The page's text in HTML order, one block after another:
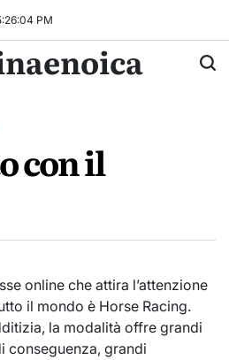
:26:05 PM
con il
online che attira l’attenzione
il mondo è Horse Racing.
la modalità offre grandi
conseguenza, grandi